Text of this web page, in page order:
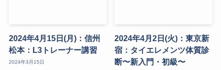
2024年4月15日(月)：信州
松本：L3トレーナー講習
2024年3月15日
2024年4月2日(火)：東京新
宿：タイエレメンツ体質診
断〜新入門・初級〜